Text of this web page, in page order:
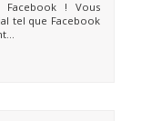
Facebook ! Vous
tel que Facebook